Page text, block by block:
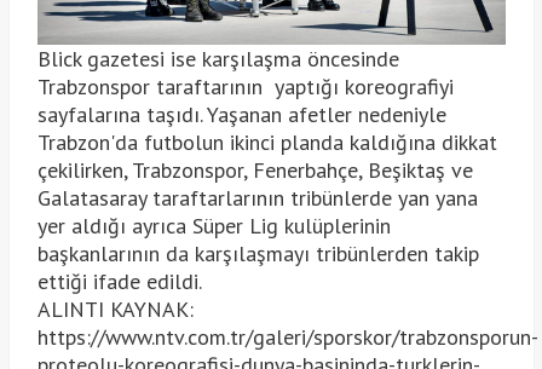
Blick gazetesi ise karşılaşma öncesinde
Trabzonspor taraftarının yaptığı koreografiyi
sayfalarına taşıdı. Yaşanan afetler nedeniyle
Trabzon'da futbolun ikinci planda kaldığına dikkat
çekilirken, Trabzonspor, Fenerbahçe, Beşiktaş ve
Galatasaray taraftarlarının tribünlerde yan yana
yer aldığı ayrıca Süper Lig kulüplerinin
başkanlarının da karşılaşmayı tribünlerden takip
ettiği ifade edildi.
ALINTI KAYNAK:
https://www.ntv.com.tr/galeri/sporskor/trabzonsporun-